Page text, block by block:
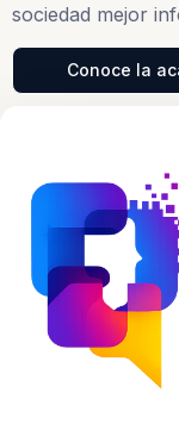
sociedad mejor
Conoce la